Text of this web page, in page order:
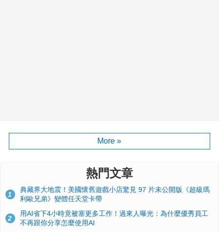
More »
熱門文章
1
典藏界大地震！美國懷舊遊戲小店驚見 97 片未公開版《超級瑪
利歐兄弟》變體任天堂卡帶
2
用AI省下4小時竟被塞更多工作！過來人曝光：為什麼優秀員工
不再跟你分享怎麼使用AI